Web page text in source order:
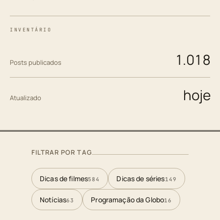
INVENTÁRIO
Posts publicados 1.018
Atualizado hoje
FILTRAR POR TAG
Dicas de filmes584 Dicas de séries149
Notícias63 Programação da Globo16